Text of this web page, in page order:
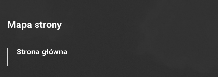
Mapa strony
Strona główna